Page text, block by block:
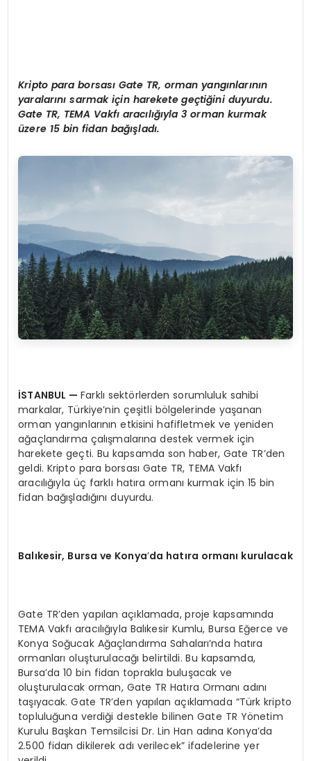
Kripto para borsası Gate TR, orman yangınlarının
yaralarını sarmak için harekete geçtiğini duyurdu.
Gate TR, TEMA Vakfı aracılığıyla 3 orman kurmak
üzere 15 bin fidan bağışladı.
İSTANBUL —Farklı sektörlerden sorumluluk sahibi
markalar, Türkiye’nin çeşitli bölgelerinde yaşanan
orman yangınlarının etkisini hafifletmek ve yeniden
ağaçlandırma çalışmalarına destek vermek için
harekete geçti. Bu kapsamda son haber, Gate TR’den
geldi. Kripto para borsası Gate TR, TEMA Vakfı
aracılığıyla üç farklı hatıra ormanı kurmak için 15 bin
fidan bağışladığını duyurdu.
Balıkesir, Bursa ve Konya’da hatıra ormanı kurulacak
Gate TR’den yapılan açıklamada, proje kapsamında
TEMA Vakfı aracılığıyla Balıkesir Kumlu, Bursa Eğerce ve
Konya Soğucak Ağaçlandırma Sahaları’nda hatıra
ormanları oluşturulacağı belirtildi. Bu kapsamda,
Bursa’da 10 bin fidan toprakla buluşacak ve
oluşturulacak orman, Gate TR Hatıra Ormanı adını
taşıyacak. Gate TR’den yapılan açıklamada “Türk kripto
topluluğuna verdiği destekle bilinen Gate TR Yönetim
Kurulu Başkan Temsilcisi Dr. Lin Han adına Konya’da
2.500 fidan dikilerek adı verilecek” ifadelerine yer